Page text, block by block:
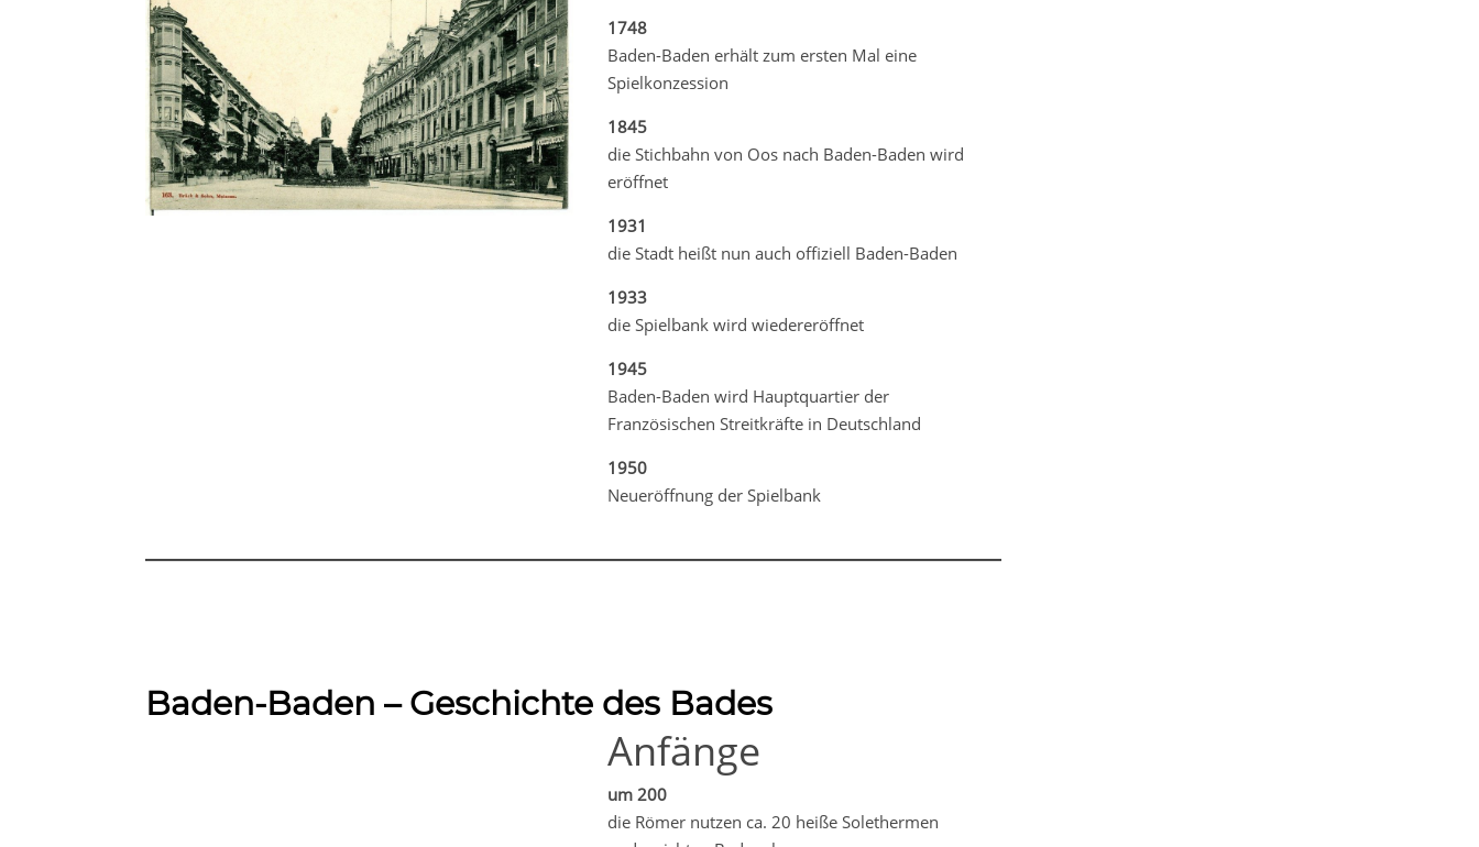
1748
Baden-Baden erhält zum ersten Mal eine
Spielkonzession
1845
die Stichbahn von Oos nach Baden-Baden wird
eröffnet
1931
die Stadt heißt nun auch offiziell Baden-Baden
1933
die Spielbank wird wiedereröffnet
1945
Baden-Baden wird Hauptquartier der
Französischen Streitkräfte in Deutschland
1950
Neueröffnung der Spielbank
Baden-Baden – Geschichte des Bades
Anfänge
um 200
die Römer nutzen ca. 20 heiße Solethermen